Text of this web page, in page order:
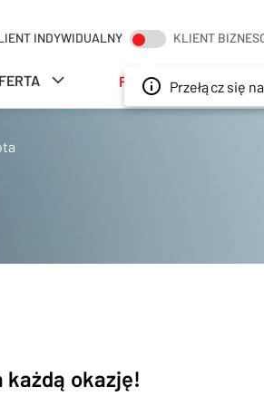
Przełącz się
INDYWIDUALNY KLIENT
SZUKAJ
FLOTA
każdą okazję!